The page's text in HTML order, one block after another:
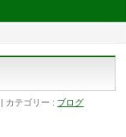
カテゴリー : ブログ